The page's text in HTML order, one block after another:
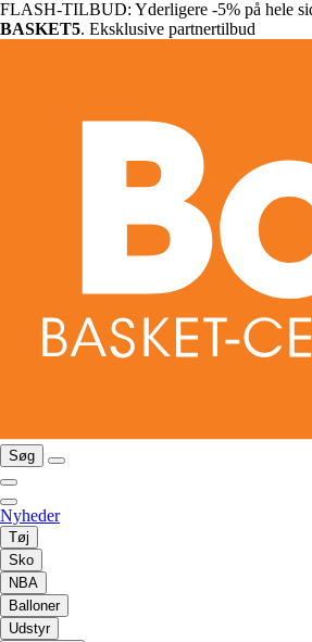
FLASH-TILBUD: Yderligere -5% på hele
BASKET5. Eksklusive partnertilbud
Søg
Nyheder
Tøj
Sko
NBA
Balloner
Udstyr